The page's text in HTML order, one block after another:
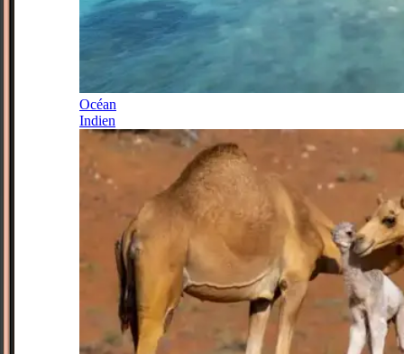
Océan
Indien